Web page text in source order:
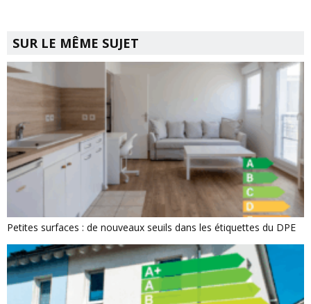
SUR LE MÊME SUJET
Petites surfaces : de nouveaux seuils dans les étiquettes du DPE